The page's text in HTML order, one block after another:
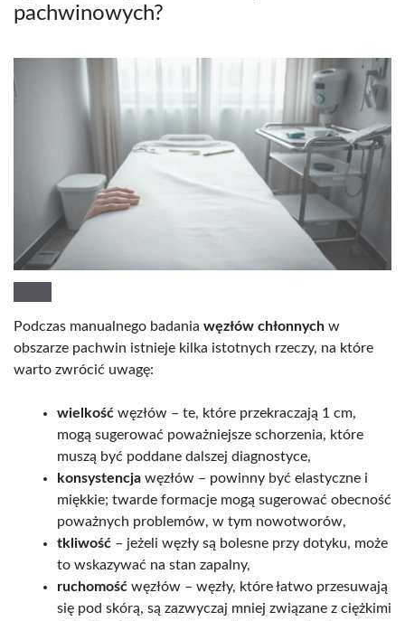
pachwinowych?
Podczas manualnego badania węzłów chłonnych w
obszarze pachwin istnieje kilka istotnych rzeczy, na które
warto zwrócić uwagę:
wielkość węzłów – te, które przekraczają 1 cm,
mogą sugerować poważniejsze schorzenia, które
muszą być poddane dalszej diagnostyce,
konsystencja węzłów – powinny być elastyczne i
miękkie; twarde formacje mogą sugerować obecność
poważnych problemów, w tym nowotworów,
tkliwość – jeżeli węzły są bolesne przy dotyku, może
to wskazywać na stan zapalny,
ruchomość węzłów – węzły, które łatwo przesuwają
się pod skórą, są zazwyczaj mniej związane z ciężkimi